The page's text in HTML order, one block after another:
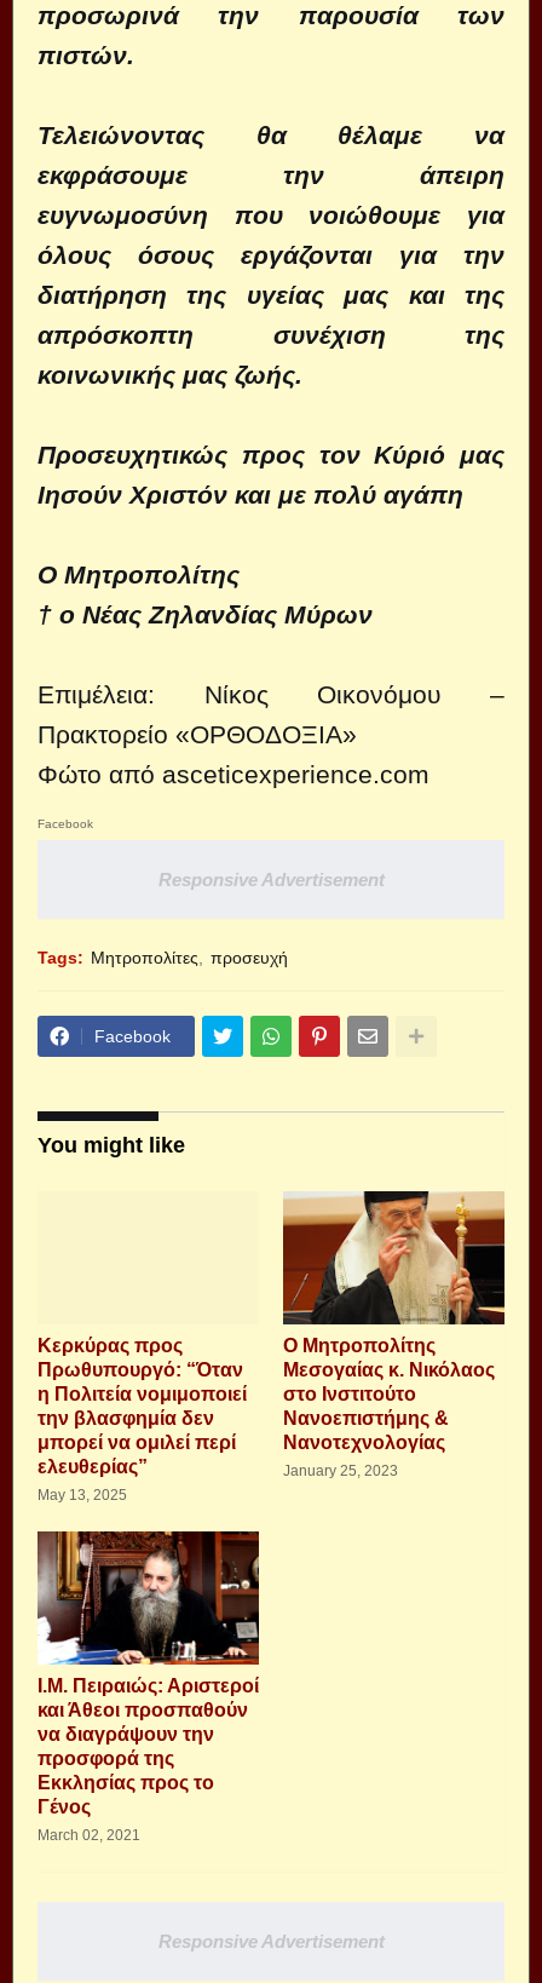
προσωρινά την παρουσία των
πιστών.
Τελειώνοντας θα θέλαμε να
εκφράσουμε την άπειρη
ευγνωμοσύνη που νοιώθουμε για
όλους όσους εργάζονται για την
διατήρηση της υγείας μας και της
απρόσκοπτη συνέχιση της
κοινωνικής μας ζωής.
Προσευχητικώς προς τον Κύριό μας
Ιησούν Χριστόν και με πολύ αγάπη
Ο Μητροπολίτης
† ο Νέας Ζηλανδίας Μύρων
Επιμέλεια: Νίκος Οικονόμου –
Πρακτορείο «ΟΡΘΟΔΟΞΙΑ»
Φώτο από asceticexperience.com
Facebook
Responsive Advertisement
Tags: Μητροπολίτες προσευχή
Facebook
You might like
Κερκύρας προς
Πρωθυπουργό: “Όταν
η Πολιτεία νομιμοποιεί
την βλασφημία δεν
μπορεί να ομιλεί περί
ελευθερίας”
May 13, 2025
Ο Μητροπολίτης
Μεσογαίας κ. Νικόλαος
στο Ινστιτούτο
Νανοεπιστήμης &
Νανοτεχνολογίας
January 25, 2023
Ι.Μ. Πειραιώς: Αριστεροί
και Άθεοι προσπαθούν
να διαγράψουν την
προσφορά της
Εκκλησίας προς το
Γένος
March 02, 2021
Responsive Advertisement